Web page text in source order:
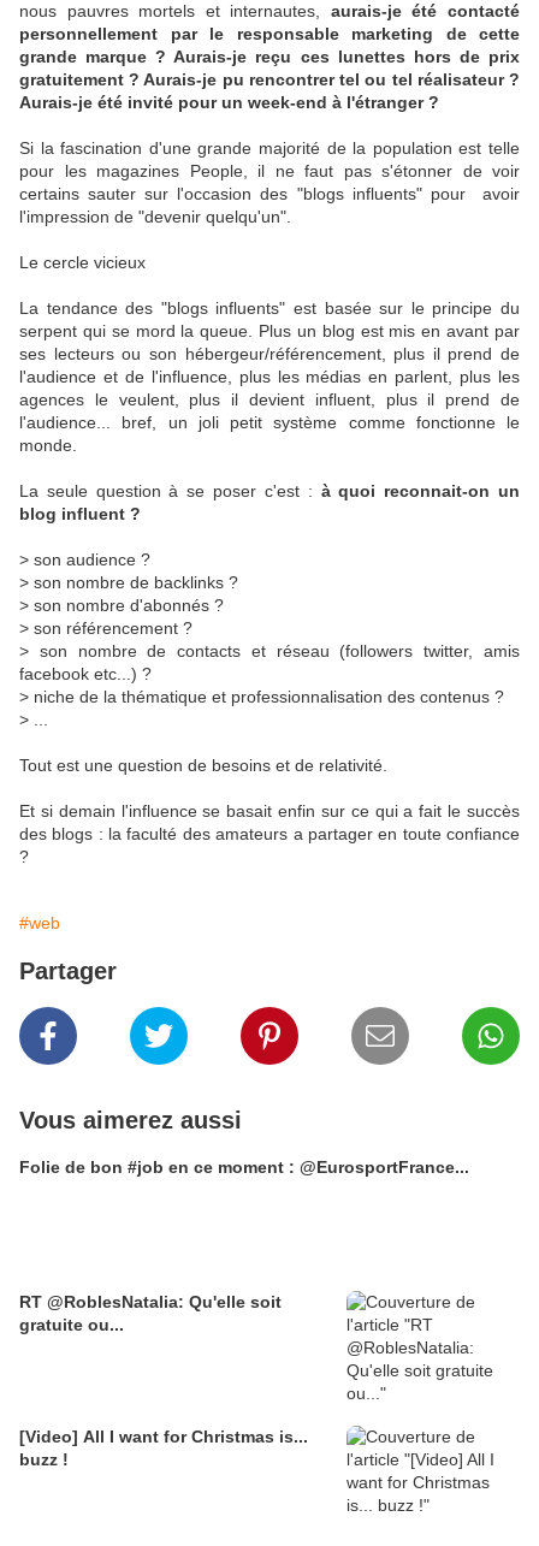
nous pauvres mortels et internautes, aurais-je été contacté
personnellement par le responsable marketing de cette
grande marque ? Aurais-je reçu ces lunettes hors de prix
gratuitement ? Aurais-je pu rencontrer tel ou tel réalisateur ?
Aurais-je été invité pour un week-end à l'étranger ?
Si la fascination d'une grande majorité de la population est telle
pour les magazines People, il ne faut pas s'étonner de voir
certains sauter sur l'occasion des "blogs influents" pour avoir
l'impression de "devenir quelqu'un".
Le cercle vicieux
La tendance des "blogs influents" est basée sur le principe du
serpent qui se mord la queue. Plus un blog est mis en avant par
ses lecteurs ou son hébergeur/référencement, plus il prend de
l'audience et de l'influence, plus les médias en parlent, plus les
agences le veulent, plus il devient influent, plus il prend de
l'audience... bref, un joli petit système comme fonctionne le
monde.
La seule question à se poser c'est : à quoi reconnait-on un
blog influent ?
> son audience ?
> son nombre de backlinks ?
> son nombre d'abonnés ?
> son référencement ?
> son nombre de contacts et réseau (followers twitter, amis
facebook etc...) ?
> niche de la thématique et professionnalisation des contenus ?
> ...
Tout est une question de besoins et de relativité.
Et si demain l'influence se basait enfin sur ce qui a fait le succès
des blogs : la faculté des amateurs a partager en toute confiance
?
#web
Partager
Vous aimerez aussi
Folie de bon #job en ce moment : @EurosportFrance...
RT @RoblesNatalia: Qu'elle soit
gratuite ou...
[Video] All I want for Christmas is...
buzz !